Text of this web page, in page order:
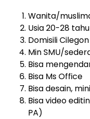
Wanita/
Usia 20-28
Domisili
Min SMU/
Bisa
Bisa Ms Office
Bisa desain,
Bisa video
PA)